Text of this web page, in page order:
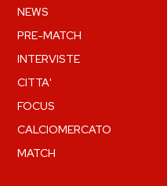
NEWS
PRE-MATCH
INTERVISTE
CITTA'
FOCUS
CALCIOMERCATO
MATCH